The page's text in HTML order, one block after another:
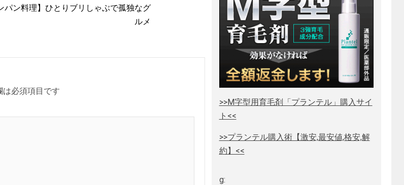
パン料理】ひとりブリしゃぶで孤独なグ
ルメ
は必須項目です
>>M字型用育毛剤「プランテル」購入サイ
ト<<
>>プランテル購入術【激安,最安値,格安,解
約】<<
g: